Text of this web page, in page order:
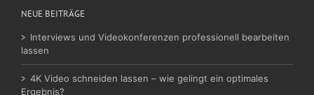
NEUE BEITRÄGE
Interviews und Videokonferenzen professionell bearbeiten
lassen
4K Video schneiden lassen – wie gelingt ein optimales
Ergebnis?